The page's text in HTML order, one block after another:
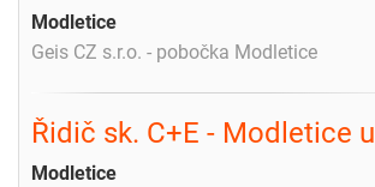
Modletice
Geis CZ s.r.o. - pobočka Modletice
Řidič sk. C+E - Modletice
Modletice